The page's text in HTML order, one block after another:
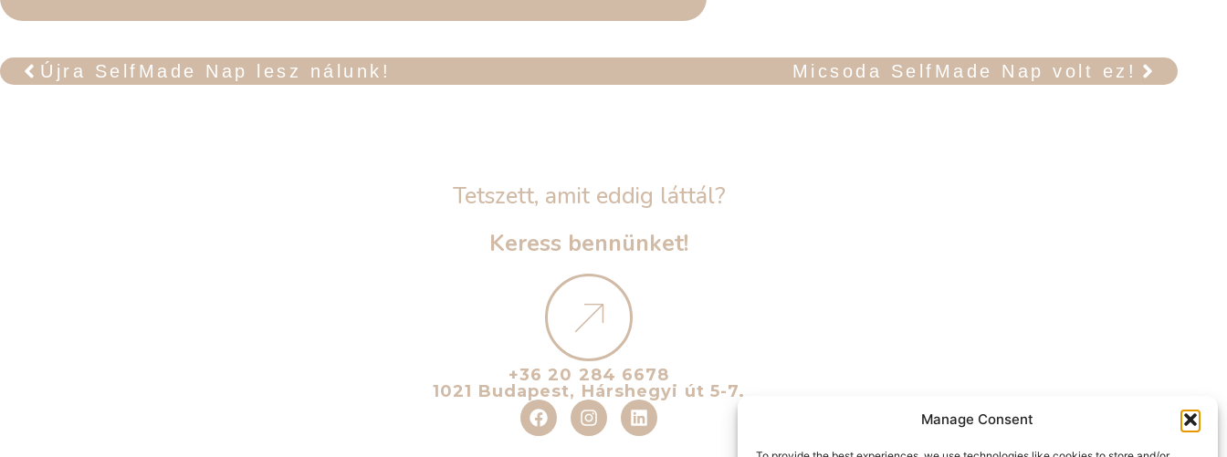
Manage Consent
Újra SelfMade Nap lesz nálunk! Micsoda SelfMade Nap volt ez!
Tetszett, amit eddig láttál?
Keress bennünket!
+36 20 284 6678
1021 Budapest, Hárshegyi út 5-7.